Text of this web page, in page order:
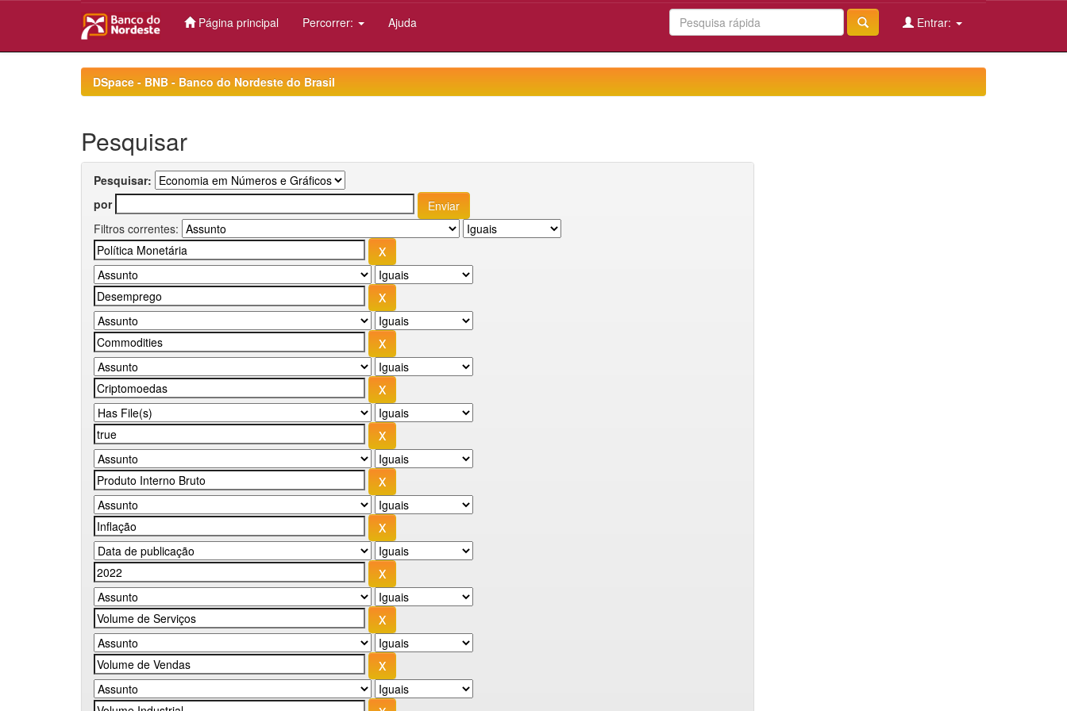
Página principal Percorrer: Ajuda Entrar:
DSpace - BNB - Banco do Nordeste do Brasil
Pesquisar
Pesquisar:
por
Filtros correntes: